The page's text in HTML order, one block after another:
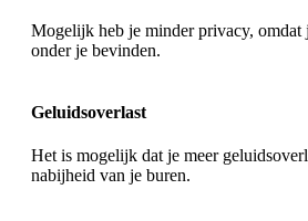
Mogelijk heb je minder privacy, omdat
onder je bevinden.
Geluidsoverlast
Het is mogelijk dat je meer
nabijheid van je buren.